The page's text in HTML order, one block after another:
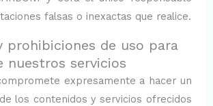
falsas o inexactas que realice.
prohibiciones de uso para
nuestros servicios
expresamente a hacer un
los contenidos y servicios ofrecidos